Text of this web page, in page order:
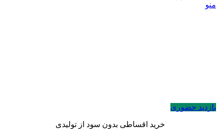
منو
بازدید حضوری
خرید اقساطی بدون سود از تولیدی